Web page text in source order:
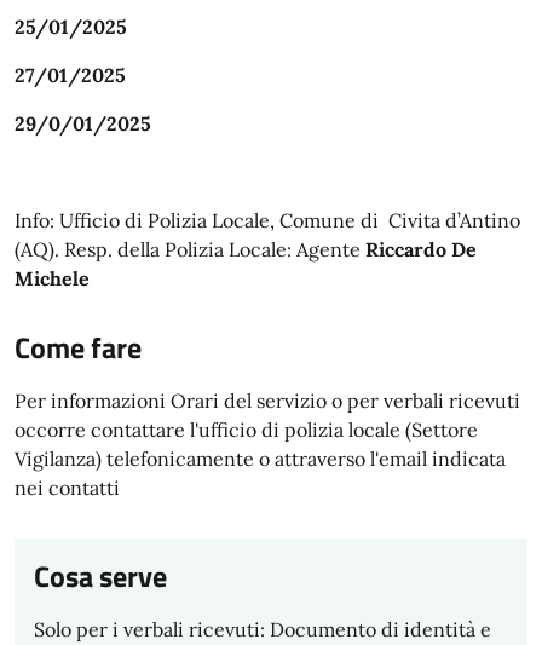
25/01/2025
27/01/2025
29/0/01/2025
Info: Ufficio di Polizia Locale, Comune di Civita d’Antino
(AQ). Resp. della Polizia Locale: Agente Riccardo De
Michele
Come fare
Per informazioni Orari del servizio o per verbali ricevuti
occorre contattare l'ufficio di polizia locale (Settore
Vigilanza) telefonicamente o attraverso l'email indicata
nei contatti
Cosa serve
Solo per i verbali ricevuti: Documento di identità e